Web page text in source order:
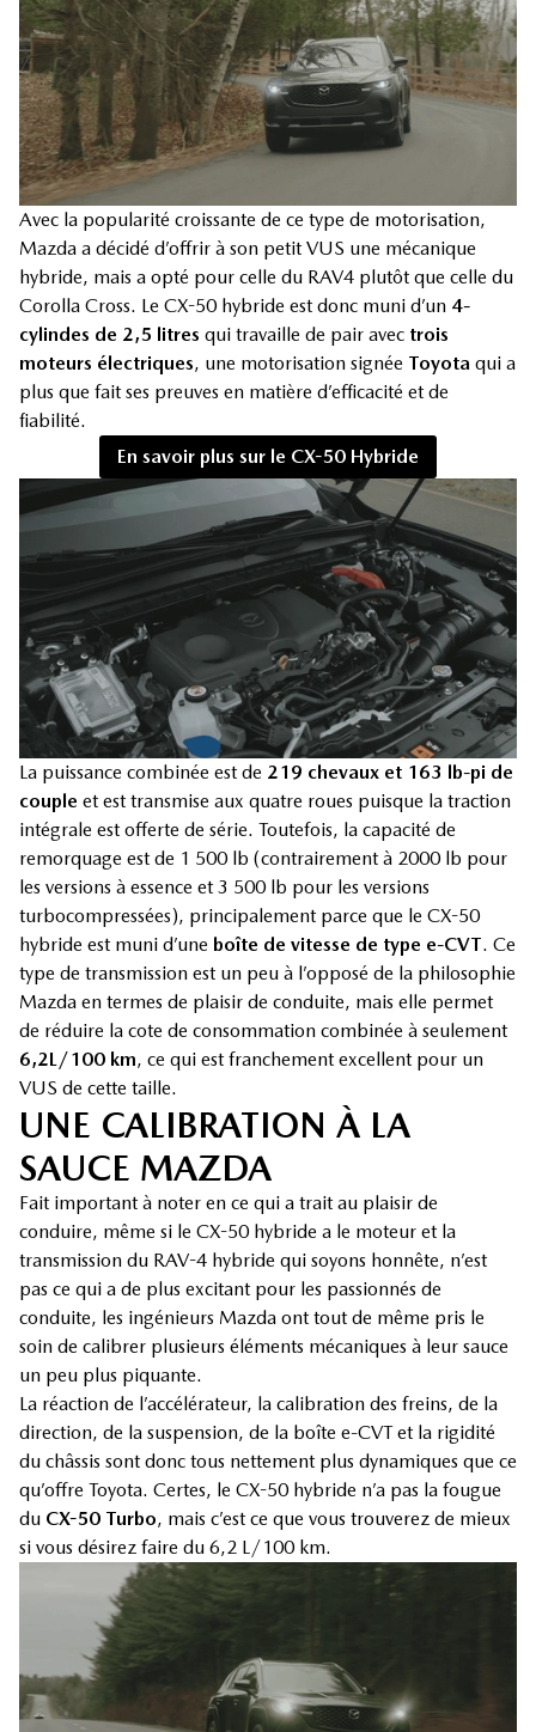
Avec la popularité croissante de ce type de motorisation,
Mazda a décidé d’offrir à son petit VUS une mécanique
hybride, mais a opté pour celle du RAV4 plutôt que celle du
Corolla Cross. Le CX-50 hybride est donc muni d’un 4-
cylindes de 2,5 litres qui travaille de pair avec trois
moteurs électriques, une motorisation signée Toyota qui a
plus que fait ses preuves en matière d’efficacité et de
fiabilité.
En savoir plus sur le CX-50 Hybride
La puissance combinée est de 219 chevaux et 163 lb-pi de
couple et est transmise aux quatre roues puisque la traction
intégrale est offerte de série. Toutefois, la capacité de
remorquage est de 1 500 lb (contrairement à 2000 lb pour
les versions à essence et 3 500 lb pour les versions
turbocompressées), principalement parce que le CX-50
hybride est muni d’une boîte de vitesse de type e-CVT. Ce
type de transmission est un peu à l’opposé de la philosophie
Mazda en termes de plaisir de conduite, mais elle permet
de réduire la cote de consommation combinée à seulement
6,2L/100 km, ce qui est franchement excellent pour un
VUS de cette taille.
UNE CALIBRATION À LA
SAUCE MAZDA
Fait important à noter en ce qui a trait au plaisir de
conduire, même si le CX-50 hybride a le moteur et la
transmission du RAV-4 hybride qui soyons honnête, n’est
pas ce qui a de plus excitant pour les passionnés de
conduite, les ingénieurs Mazda ont tout de même pris le
soin de calibrer plusieurs éléments mécaniques à leur sauce
un peu plus piquante.
La réaction de l’accélérateur, la calibration des freins, de la
direction, de la suspension, de la boîte e-CVT et la rigidité
du châssis sont donc tous nettement plus dynamiques que ce
qu’offre Toyota. Certes, le CX-50 hybride n’a pas la fougue
du CX-50 Turbo, mais c’est ce que vous trouverez de mieux
si vous désirez faire du 6,2 L/100 km.